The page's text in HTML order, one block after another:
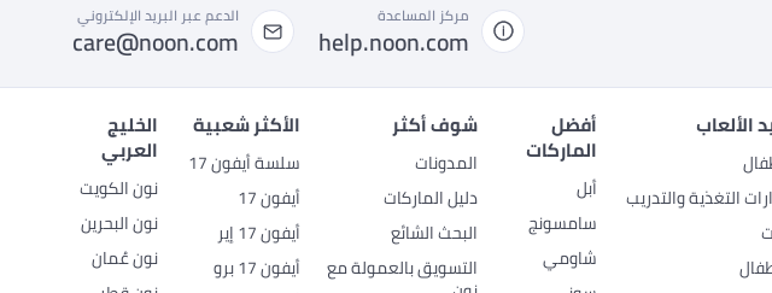
مركز المساعدة
help.noon.com
الدعم عبر البريد الإلكتروني
care@noon.com
الألعاب
التغذية والتدريب
أفضل
الماركات
أبل
سامسونج
شاومي
شوف أكثر
المدونات
دليل الماركات
البحث الشائع
التسويق بالعمولة مع
الأكثر شعبية
سلسة أيفون 17
أيفون 17
أيفون 17 إير
أيفون 17 برو
الخليج
العربي
نون الكويت
نون البحرين
نون عُمان